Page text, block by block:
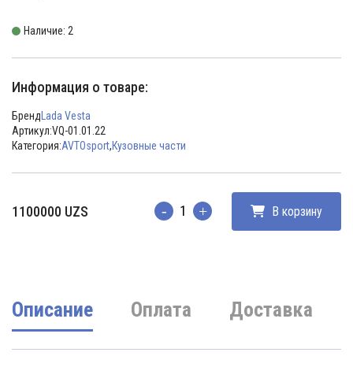
Наличие: 2
Информация о товаре:
БрендLada Vesta
Артикул:VQ-01.01.22
Категория:AVTOsport,Кузовные части
1100000 UZS Количество В корзину
Описание Оплата Доставка